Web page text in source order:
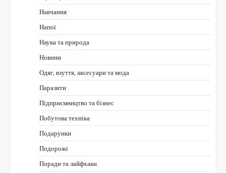
Навчання
Напої
Наука та природа
Новини
Одяг, взуття, аксесуари та мода
Паразити
Підприємництво та бізнес
Побутова техніка
Подарунки
Подорожі
Поради та лайфхаки